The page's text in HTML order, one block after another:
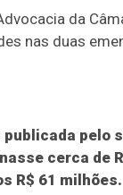
da
nas duas
pelo
cerca de
R$ 61 milhões.